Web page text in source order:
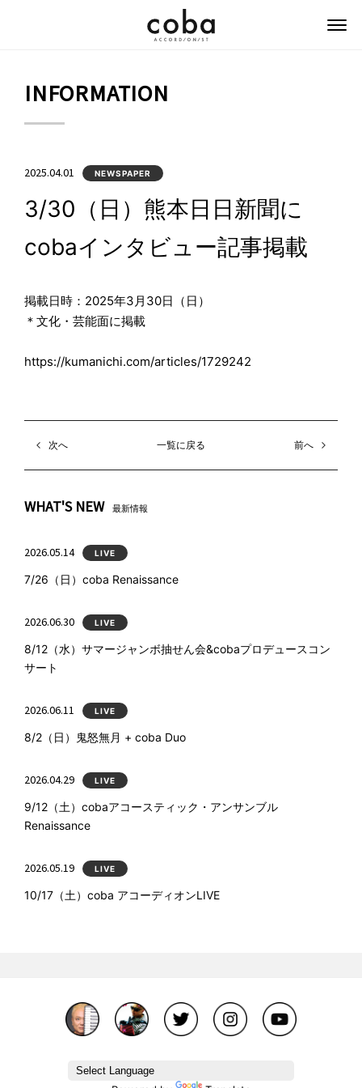
INFORMATION
2025.04.01 NEWSPAPER
3/30（日）熊本日日新聞に
cobaインタビュー記事掲載
掲載日時：2025年3月30日（日）
＊文化・芸能面に掲載
https://kumanichi.com/articles/1729242
次へ 一覧に戻る 前へ
WHAT'S NEW 最新情報
2026.05.14 LIVE
7/26（日）coba Renaissance
2026.06.30 LIVE
8/12（水）サマージャンボ抽せん会&cobaプロデュースコン
サート
2026.06.11 LIVE
8/2（日）鬼怒無月 + coba Duo
2026.04.29 LIVE
9/12（土）cobaアコースティック・アンサンブル
Renaissance
2026.05.19 LIVE
10/17（土）coba アコーディオンLIVE